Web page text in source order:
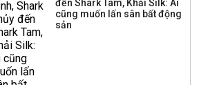
đến Shark Tam, Khải Silk: Ai
cũng muốn lấn sân bất động
sản